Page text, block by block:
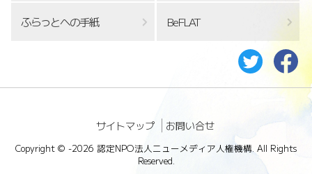
ふらっとへの手紙 BeFLAT
サイトマップ お問い合せ
Copyright © -2026 認定NPO法人ニューメディア人権機構. All Rights
Reserved.